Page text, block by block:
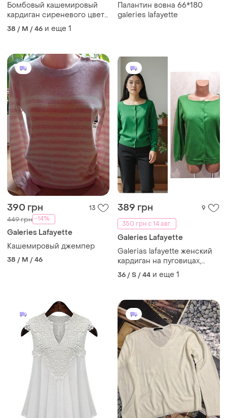
Бомбовый кашемировый
кардиган сиреневого цвета
galeries lafayette cachmire,
💯 оригинал
38 / M / 46 и еще 1
Палантин вовна 66*180
galeries lafayette
390 грн 13
449 грн -14%
Galeries Lafayette
Кашемировый джемпер
38 / M / 46
389 грн
9
350 грн с 14 авг.
Galeries Lafayette
Galerias lafayette женский
кардиган на пуговицах,
зеленого цвета made in
atch
36 / S / 44 и еще 1